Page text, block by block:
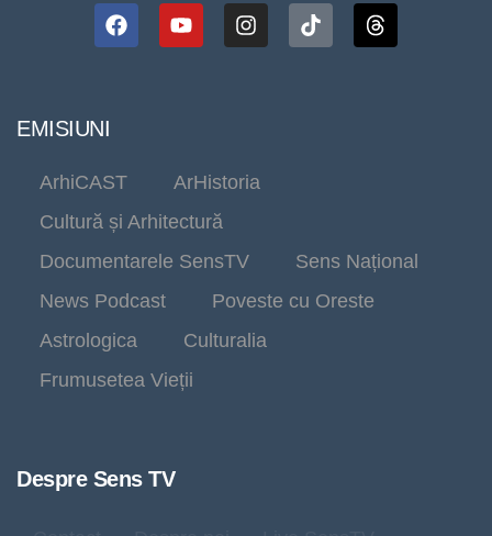
EMISIUNI
ArhiCAST
ArHistoria
Cultură și Arhitectură
Documentarele SensTV
Sens Național
News Podcast
Poveste cu Oreste
Astrologica
Culturalia
Frumusetea Vieții
Despre Sens TV